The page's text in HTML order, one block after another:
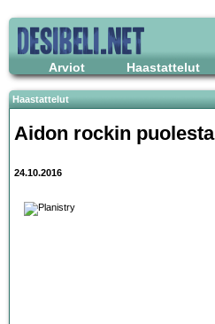
Arviot Haastattelut
Haastattelut
Aidon rockin puolesta
24.10.2016